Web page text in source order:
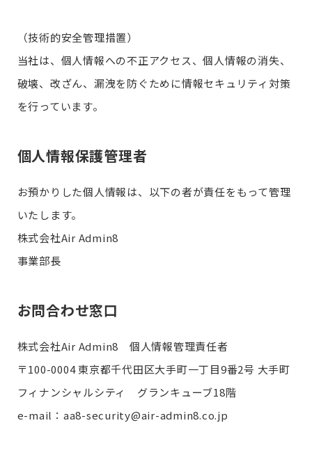
（技術的安全管理措置）
当社は、個人情報への不正アクセス、個人情報の消失、
破壊、改ざん、漏洩を防ぐために情報セキュリティ対策
を行っています。
個人情報保護管理者
お預かりした個人情報は、以下の者が責任をもって管理
いたします。
株式会社Air Admin8
事業部長
お問合わせ窓口
株式会社Air Admin8 個人情報管理責任者
〒100-0004 東京都千代田区大手町一丁目9番2号 大手町
フィナンシャルシティ グランキューブ18階
e-mail：aa8-security@air-admin8.co.jp